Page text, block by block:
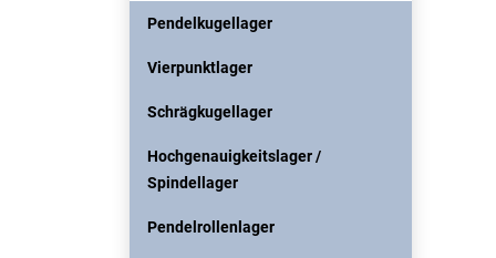
Pendelkugellager
Vierpunktlager
Schrägkugellager
Hochgenauigkeitslager /
Spindellager
Pendelrollenlager